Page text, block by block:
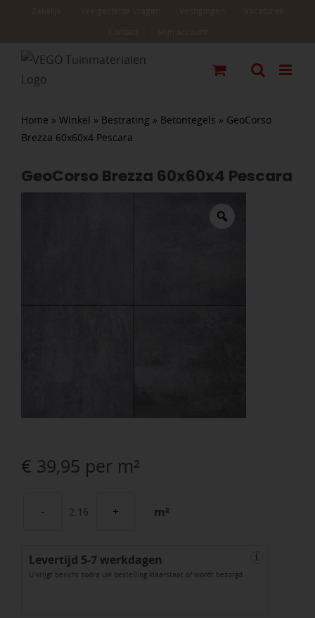
Home » Winkel » Bestrating » Betontegels » GeoCorso
Brezza 60x60x4 Pescara
GeoCorso Brezza 60x60x4 Pescara
€ 39,95 per m²
GeoCorso
60x60x4
Pescara
m²
Levertijd 5-7 werkdagen
U krijgt bericht zodra uw bestelling klaarstaat of wordt bezorgd.
i